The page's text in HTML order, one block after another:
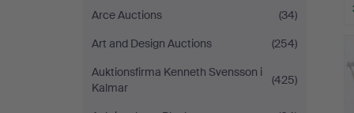
Arce Auctions
(34)
Art and Design Auctions
(254)
Auktionsfirma Kenneth Svensson i
Kalmar
(425)